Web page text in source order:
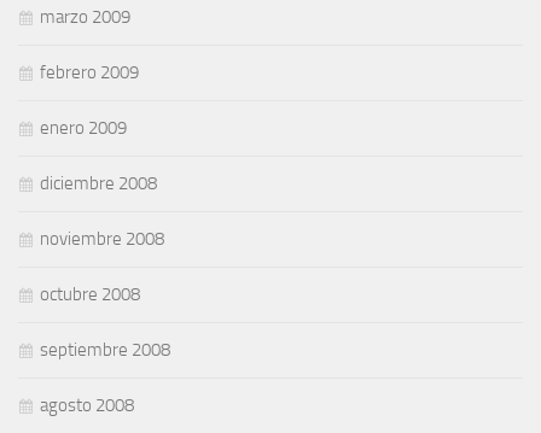
marzo 2009
febrero 2009
enero 2009
diciembre 2008
noviembre 2008
octubre 2008
septiembre 2008
agosto 2008